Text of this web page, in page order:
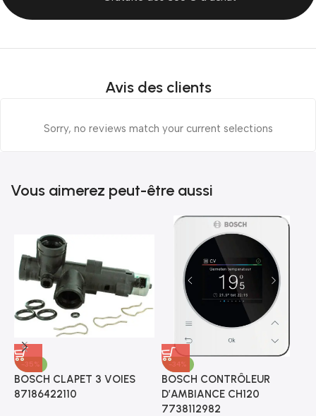
Avis des clients
Sorry, no reviews match your current selections
Vous aimerez peut-être aussi
-35%
BOSCH CLAPET 3 VOIES
87186422110
-34%
BOSCH CONTRÔLEUR
D’AMBIANCE CH120
7738112982